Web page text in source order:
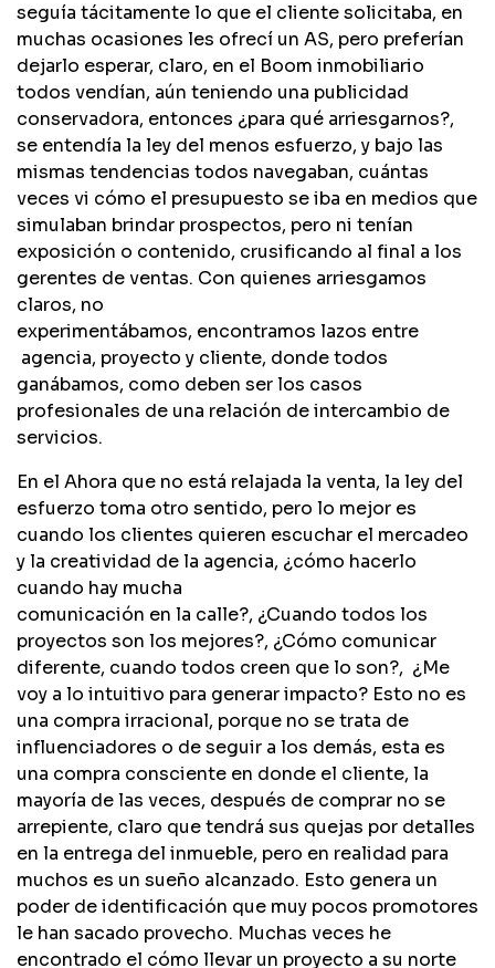
seguía tácitamente lo que el cliente solicitaba, en
muchas ocasiones les ofrecí un AS, pero preferían
dejarlo esperar, claro, en el Boom inmobiliario
todos vendían, aún teniendo una publicidad
conservadora, entonces ¿para qué arriesgarnos?,
se entendía la ley del menos esfuerzo, y bajo las
mismas tendencias todos navegaban, cuántas
veces vi cómo el presupuesto se iba en medios que
simulaban brindar prospectos, pero ni tenían
exposición o contenido, crusificando al final a los
gerentes de ventas. Con quienes arriesgamos
claros, no
experimentábamos, encontramos lazos entre
agencia, proyecto y cliente, donde todos
ganábamos, como deben ser los casos
profesionales de una relación de intercambio de
servicios.
En el Ahora que no está relajada la venta, la ley del
esfuerzo toma otro sentido, pero lo mejor es
cuando los clientes quieren escuchar el mercadeo
y la creatividad de la agencia, ¿cómo hacerlo
cuando hay mucha
comunicación en la calle?, ¿Cuando todos los
proyectos son los mejores?, ¿Cómo comunicar
diferente, cuando todos creen que lo son?, ¿Me
voy a lo intuitivo para generar impacto? Esto no es
una compra irracional, porque no se trata de
influenciadores o de seguir a los demás, esta es
una compra consciente en donde el cliente, la
mayoría de las veces, después de comprar no se
arrepiente, claro que tendrá sus quejas por detalles
en la entrega del inmueble, pero en realidad para
muchos es un sueño alcanzado. Esto genera un
poder de identificación que muy pocos promotores
le han sacado provecho. Muchas veces he
encontrado el cómo llevar un proyecto a su norte